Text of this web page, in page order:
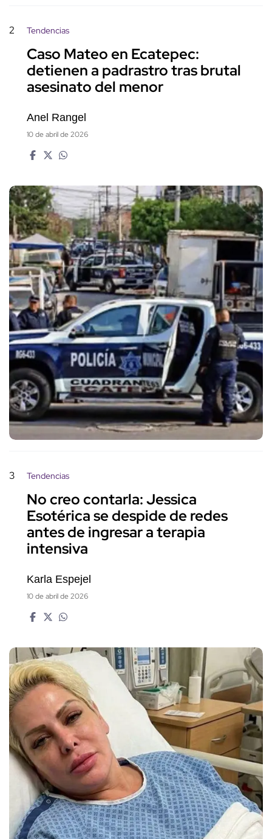
2 Tendencias
Caso Mateo en Ecatepec:
detienen a padrastro tras brutal
asesinato del menor
Anel Rangel
10 de abril de 2026
3 Tendencias
No creo contarla: Jessica
Esotérica se despide de redes
antes de ingresar a terapia
intensiva
Karla Espejel
10 de abril de 2026